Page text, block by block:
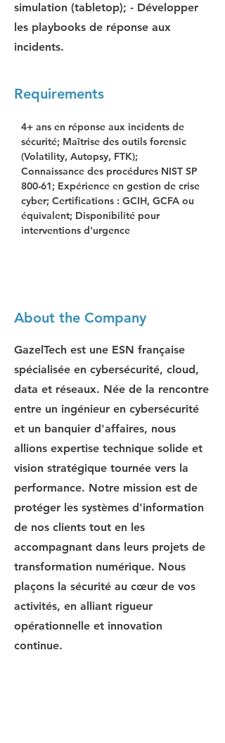
simulation (tabletop); - Développer
les playbooks de réponse aux
incidents.
Requirements
4+ ans en réponse aux incidents de
sécurité; Maîtrise des outils forensic
(Volatility, Autopsy, FTK);
Connaissance des procédures NIST SP
800-61; Expérience en gestion de crise
cyber; Certifications : GCIH, GCFA ou
équivalent; Disponibilité pour
interventions d'urgence
About the Company
GazelTech est une ESN française
spécialisée en cybersécurité, cloud,
data et réseaux. Née de la rencontre
entre un ingénieur en cybersécurité
et un banquier d'affaires, nous
allions expertise technique solide et
vision stratégique tournée vers la
performance. Notre mission est de
protéger les systèmes d'information
de nos clients tout en les
accompagnant dans leurs projets de
transformation numérique. Nous
plaçons la sécurité au cœur de vos
activités, en alliant rigueur
opérationnelle et innovation
continue.